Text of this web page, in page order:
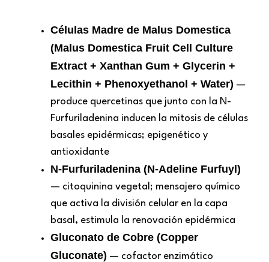
Células Madre de Malus Domestica
(Malus Domestica Fruit Cell Culture
Extract + Xanthan Gum + Glycerin +
Lecithin + Phenoxyethanol + Water) —
produce quercetinas que junto con la N-
Furfuriladenina inducen la mitosis de células
basales epidérmicas; epigenético y
antioxidante
N-Furfuriladenina (N-Adeline Furfuyl)
— citoquinina vegetal; mensajero químico
que activa la división celular en la capa
basal, estimula la renovación epidérmica
Gluconato de Cobre (Copper
Gluconate) — cofactor enzimático